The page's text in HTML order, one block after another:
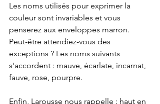
Les noms utilisés pour exprimer la
couleur sont invariables et vous
penserez aux enveloppes marron.
Peut-être attendiez-vous des
exceptions ? Les noms suivants
s'accordent : mauve, écarlate, incarnat,
fauve, rose, pourpre.
Enfin, Larousse nous rappelle : haut en